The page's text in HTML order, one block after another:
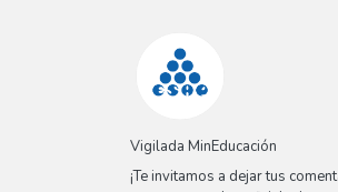
Vigilada MinEducación
¡Te invitamos a dejar tus